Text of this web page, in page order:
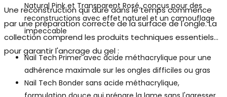
Natural Pink et Transparent Rosé, conçus pour des
reconstructions avec effet naturel et un camouflage
impeccable
Une reconstruction qui dure dans le temps commence
par une préparation correcte de la surface de l'ongle. La
collection comprend les produits techniques essentiels
pour garantir l'ancrage du gel :
Nail Tech Primer avec acide méthacrylique pour une
adhérence maximale sur les ongles difficiles ou gras
Nail Tech Bonder sans acide méthacrylique,